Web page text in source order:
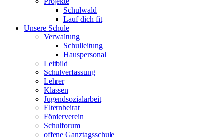
Schulwald
Lauf dich fit
Unsere Schule
Verwaltung
Schulleitung
Hauspersonal
Leitbild
Schulverfassung
Lehrer
Klassen
Jugendsozialarbeit
Elternbeirat
Förderverein
Schulforum
offene Ganztagsschule